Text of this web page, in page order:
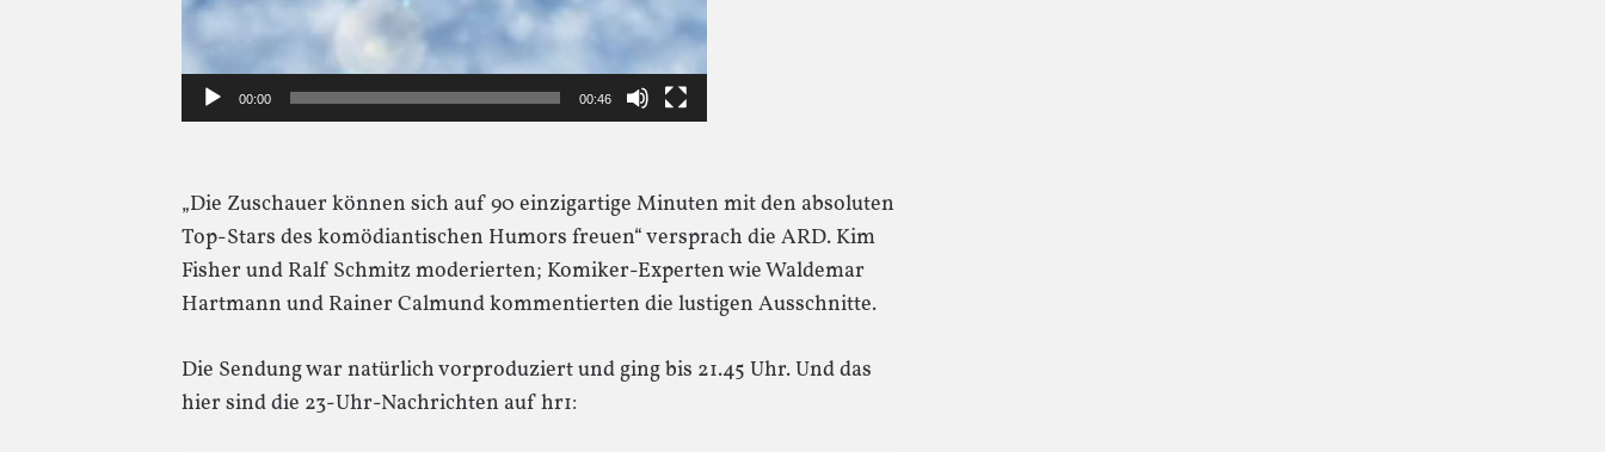
00:00 00:46
„Die Zuschauer können sich auf 90 einzigartige Minuten mit den absoluten
Top-Stars des komödiantischen Humors freuen“ versprach die ARD. Kim
Fisher und Ralf Schmitz moderierten; Komiker-Experten wie Waldemar
Hartmann und Rainer Calmund kommentierten die lustigen Ausschnitte.
Die Sendung war natürlich vorproduziert und ging bis 21.45 Uhr. Und das
hier sind die 23-Uhr-Nachrichten auf hr1: